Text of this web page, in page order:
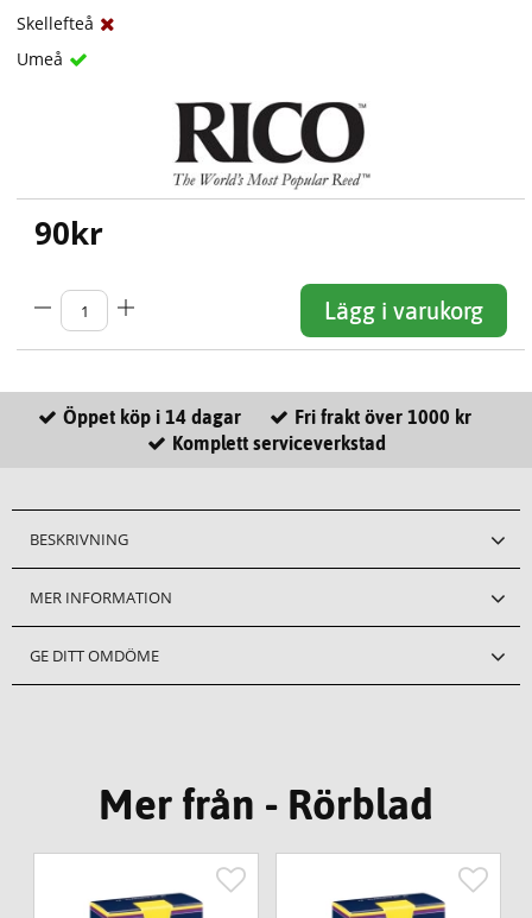
Skellefteå
Umeå
90kr
Lägg i varukorg
Öppet köp i 14 dagar
Fri frakt över 1000 kr
Komplett serviceverkstad
BESKRIVNING
MER INFORMATION
GE DITT OMDÖME
Mer från - Rörblad